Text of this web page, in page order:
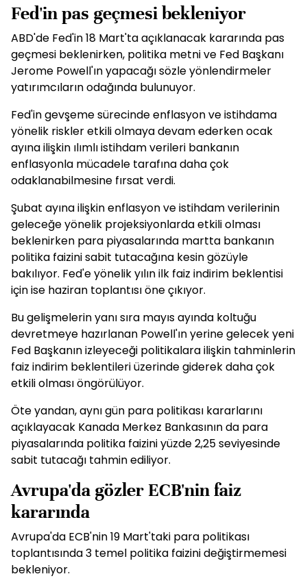
Fed'in pas geçmesi bekleniyor
ABD'de Fed'in 18 Mart'ta açıklanacak kararında pas
geçmesi beklenirken, politika metni ve Fed Başkanı
Jerome Powell'ın yapacağı sözle yönlendirmeler
yatırımcıların odağında bulunuyor.
Fed'in gevşeme sürecinde enflasyon ve istihdama
yönelik riskler etkili olmaya devam ederken ocak
ayına ilişkin ılımlı istihdam verileri bankanın
enflasyonla mücadele tarafına daha çok
odaklanabilmesine fırsat verdi.
Şubat ayına ilişkin enflasyon ve istihdam verilerinin
geleceğe yönelik projeksiyonlarda etkili olması
beklenirken para piyasalarında martta bankanın
politika faizini sabit tutacağına kesin gözüyle
bakılıyor. Fed'e yönelik yılın ilk faiz indirim beklentisi
için ise haziran toplantısı öne çıkıyor.
Bu gelişmelerin yanı sıra mayıs ayında koltuğu
devretmeye hazırlanan Powell'ın yerine gelecek yeni
Fed Başkanın izleyeceği politikalara ilişkin tahminlerin
faiz indirim beklentileri üzerinde giderek daha çok
etkili olması öngörülüyor.
Öte yandan, aynı gün para politikası kararlarını
açıklayacak Kanada Merkez Bankasının da para
piyasalarında politika faizini yüzde 2,25 seviyesinde
sabit tutacağı tahmin ediliyor.
Avrupa'da gözler ECB'nin faiz
kararında
Avrupa'da ECB'nin 19 Mart'taki para politikası
toplantısında 3 temel politika faizini değiştirmemesi
bekleniyor.